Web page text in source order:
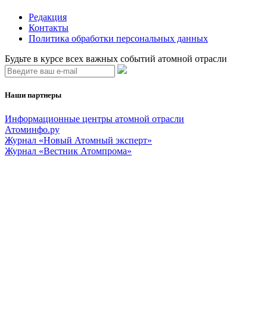
Редакция
Контакты
Политика обработки персональных данных
Будьте в курсе всех важных событий атомной отрасли
Наши партнеры
Информационные центры атомной отрасли
Атоминфо.ру
Журнал «Новый Атомный эксперт»
Журнал «Вестник Атомпрома»